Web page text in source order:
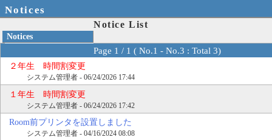
Notices
Notices
Notice List
Page 1 / 1 ( No.1 - No.3 : Total 3)
２年生 時間割変更
システム管理者 - 06/24/2026 17:44
１年生 時間割変更
システム管理者 - 06/24/2026 17:42
Room前プリンタを設置しました
システム管理者 - 04/16/2024 08:08